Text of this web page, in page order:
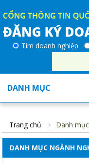
Tìm doanh nghiệp
DANH MỤC
Trang chủ Danh
DANH MỤC NGÀNH